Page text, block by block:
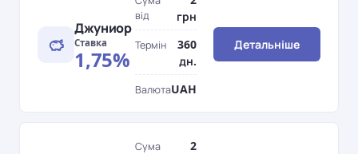
Джуниор
Ставка
1,75%
від
грн
Термін
360
дн.
ВалютаUAH
Детальніше
Сума
2